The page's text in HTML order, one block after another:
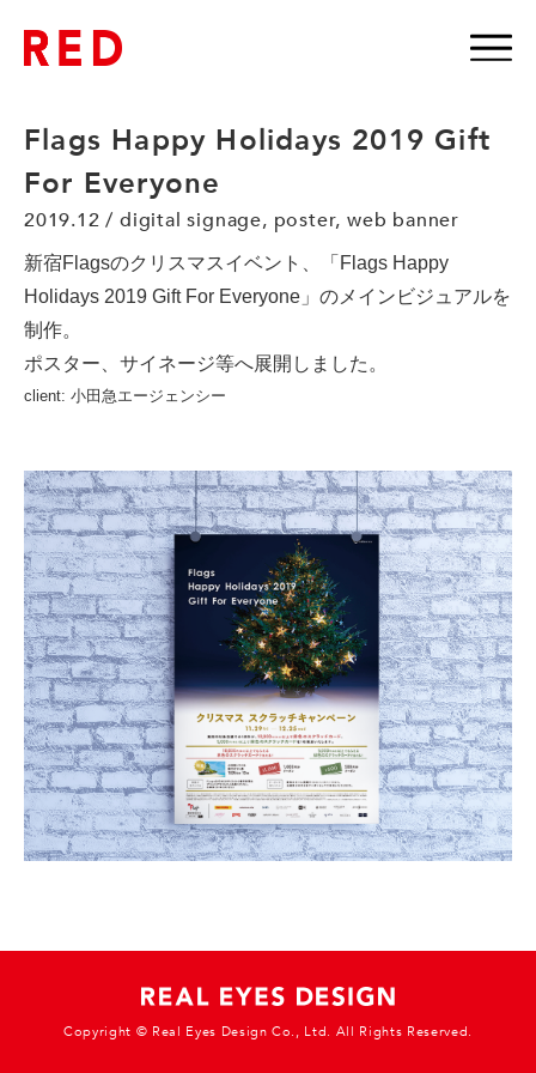
Flags Happy Holidays 2019 Gift
For Everyone
2019.12 / digital signage, poster, web banner
新宿Flagsのクリスマスイベント、「Flags Happy
Holidays 2019 Gift For Everyone」のメインビジュアルを
制作。
ポスター、サイネージ等へ展開しました。
client: 小田急エージェンシー
Copyright © Real Eyes Design Co., Ltd. All Rights Reserved.